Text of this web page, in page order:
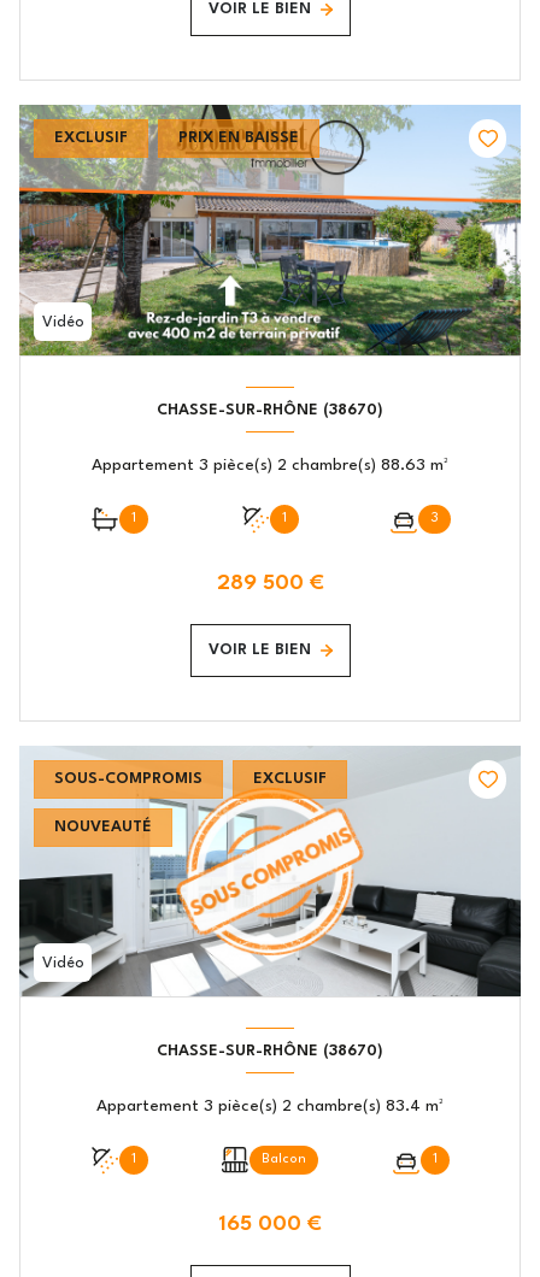
VOIR LE BIEN
EXCLUSIF PRIX EN BAISSE
Vidéo
CHASSE-SUR-RHÔNE (38670)
Appartement 3 pièce(s) 2 chambre(s) 88.63 m²
1 1 3
289 500 €
VOIR LE BIEN
SOUS-COMPROMIS EXCLUSIF
NOUVEAUTÉ
Vidéo
CHASSE-SUR-RHÔNE (38670)
Appartement 3 pièce(s) 2 chambre(s) 83.4 m²
1 Balcon 1
165 000 €